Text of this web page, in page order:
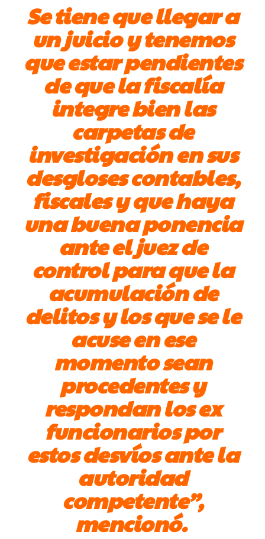
Se tiene que llegar a
un juicio y tenemos
que estar pendientes
de que la fiscalía
integre bien las
carpetas de
investigación en sus
desgloses contables,
fiscales y que haya
una buena ponencia
ante el juez de
control para que la
acumulación de
delitos y los que se le
acuse en ese
momento sean
procedentes y
respondan los ex
funcionarios por
estos desvíos ante la
autoridad
competente”,
mencionó.